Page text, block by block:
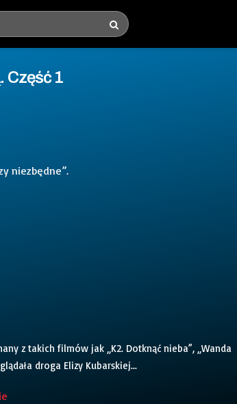
Część 1
niezbędne”.
z takich filmów jak „K2. Dotknąć nieba”, „Wanda
droga Elizy Kubarskiej...